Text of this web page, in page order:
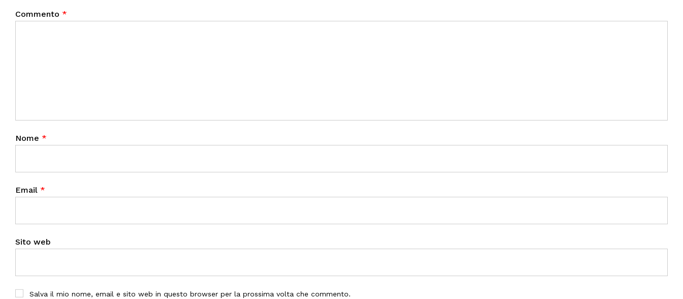
Commento *
Nome *
Email *
Sito web
Salva il mio nome, email e sito web in questo browser per la prossima volta che commento.